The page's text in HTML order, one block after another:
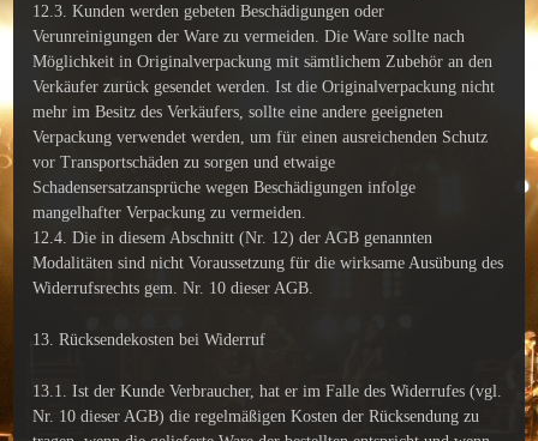
12.3. Kunden werden gebeten Beschädigungen oder
Verunreinigungen der Ware zu vermeiden. Die Ware sollte nach
Möglichkeit in Originalverpackung mit sämtlichem Zubehör an den
Verkäufer zurück gesendet werden. Ist die Originalverpackung nicht
mehr im Besitz des Verkäufers, sollte eine andere geeigneten
Verpackung verwendet werden, um für einen ausreichenden Schutz
vor Transportschäden zu sorgen und etwaige
Schadensersatzansprüche wegen Beschädigungen infolge
mangelhafter Verpackung zu vermeiden.
12.4. Die in diesem Abschnitt (Nr. 12) der AGB genannten
Modalitäten sind nicht Voraussetzung für die wirksame Ausübung des
Widerrufsrechts gem. Nr. 10 dieser AGB.
13. Rücksendekosten bei Widerruf
13.1. Ist der Kunde Verbraucher, hat er im Falle des Widerrufes (vgl.
Nr. 10 dieser AGB) die regelmäßigen Kosten der Rücksendung zu